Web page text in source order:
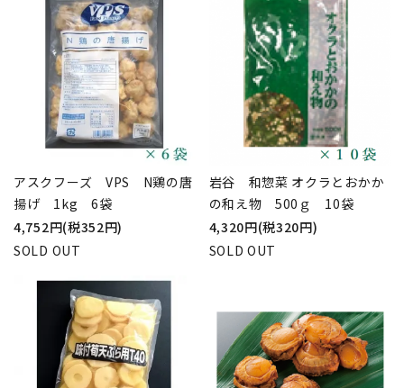
アスクフーズ VPS N鶏の唐
揚げ 1kg 6袋
4,752円(税352円)
SOLD OUT
岩谷 和惣菜 オクラとおかか
の和え物 500ｇ 10袋
4,320円(税320円)
SOLD OUT